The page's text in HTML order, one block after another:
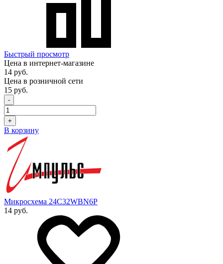
Быстрый просмотр
Цена в интернет-магазине
14 руб.
Цена в розничной сети
15 руб.
-
+
В корзину
Микросхема 24C32WBN6P
14 руб.